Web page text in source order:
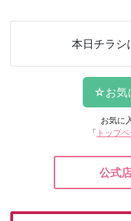
本日チラシ
お気に
「 トップ
公式